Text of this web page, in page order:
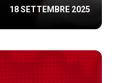
18 SETTEMBRE 2025